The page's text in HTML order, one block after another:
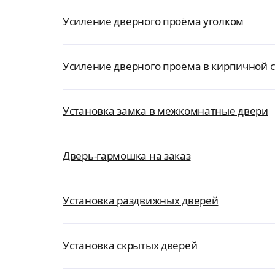
Усиление дверного проёма уголком
Усиление дверного проёма в кирпичной
Установка замка в межкомнатные двери
Дверь-гармошка на заказ
Установка раздвижных дверей
Установка скрытых дверей